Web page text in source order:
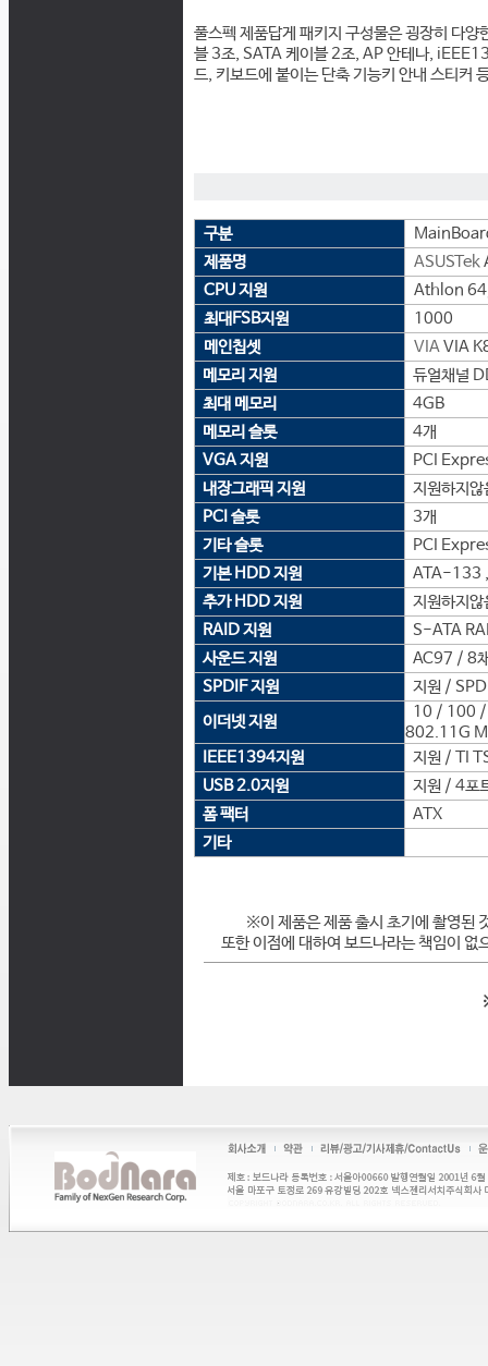
풀스펙 제품답게 패키지 구성물은 굉장히 다
블 3조, SATA 케이블 2조, AP 안테나,
드, 키보드에 붙이는 단축 기능키 안내 스티커
구분
제품명
ASUSTek
CPU 지원
Athlon
최대FSB지원
1000
메인칩셋
VIAVIA
메모리 지원
듀얼채널
최대 메모리
4GB
메모리 슬롯
4개
VGA 지원
PCI
내장그래픽 지원
지원하지않
PCI 슬롯
3개
기타 슬롯
PCI
기본 HDD 지원
ATA-133
추가 HDD 지원
지원하지않
RAID 지원
S-ATA
사운드 지원
AC97 / 8
SPDIF 지원
지원 /
이더넷 지원
10 / 100 /
802.11G
IEEE1394지원
지원 / TI
USB 2.0지원
지원 / 4포
폼 팩터
ATX
기타
※이 제품은 제품 출시 초기에 촬영된
또한 이점에 대하여 보드나라는 책임이 없